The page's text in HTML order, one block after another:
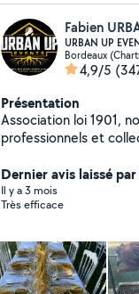
Fabien
URBAN UP
Bordeaux
4,9/5
Présentation
Association loi 1901,
professionnels et collectivités
Communication,
Logistique,
évacuation et prestations
rénovation Traiteur, restauration et vente ambulante
Management artistique et
matériel et
Dernier avis laissé
Il y a 3 mois
Très efficace